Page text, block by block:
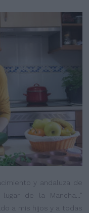
y andaluza de
de la Mancha..."
a mis hijos y a todas